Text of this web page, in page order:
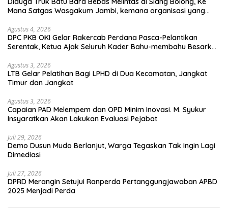
Mana Satgas Wasgakum Jambi, kemana organisasi yang
Agustus 4, 2026
DPC PKB OKI Gelar Rakercab Perdana Pasca-Pelantikan
Serentak, Ketua Ajak Seluruh Kader Bahu-membahu Besarkan
Agustus 3, 2026
LTB Gelar Pelatihan Bagi LPHD di Dua Kecamatan, Jangkat
Timur dan Jangkat
Agustus 3, 2026
Capaian PAD Melempem dan OPD Minim Inovasi. M. Syukur
Insyaratkan Akan Lakukan Evaluasi Pejabat
Juli 29, 2026
Demo Dusun Mudo Berlanjut, Warga Tegaskan Tak Ingin Lagi
Dimediasi
Juli 27, 2026
DPRD Merangin Setujui Ranperda Pertanggungjawaban APBD
2025 Menjadi Perda